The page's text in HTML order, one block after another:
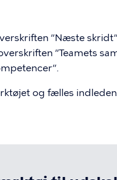
”Næste skridt”
”Teamets
og fælles